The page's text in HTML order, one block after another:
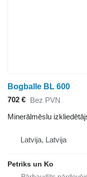
Bogballe BL 600
702 € Bez PVN
Minerālmēslu
Latvija, Latvija
Petriks un Ko